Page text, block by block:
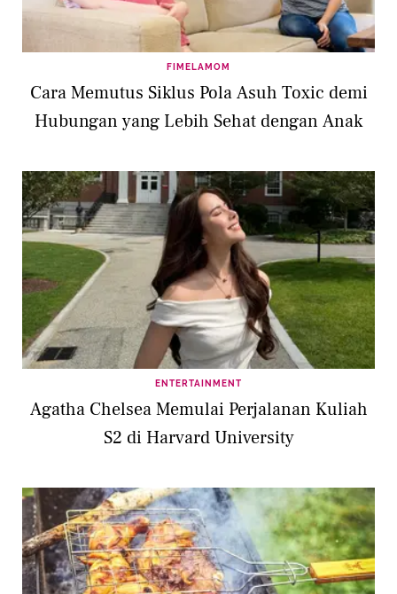
FIMELAMOM
Cara Memutus Siklus Pola Asuh Toxic demi
Hubungan yang Lebih Sehat dengan Anak
ENTERTAINMENT
Agatha Chelsea Memulai Perjalanan Kuliah
S2 di Harvard University